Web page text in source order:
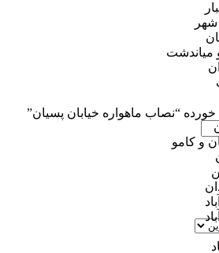
شهر
میاندشت
و کامو
“نصاب ماهواره خیابان پسیان”